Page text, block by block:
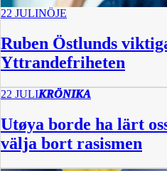
22 JULINÖJE
Ruben Östlunds
Yttrandefriheten
22 JULIKRÖNIKA
Utøya borde ha lärt
välja bort rasismen